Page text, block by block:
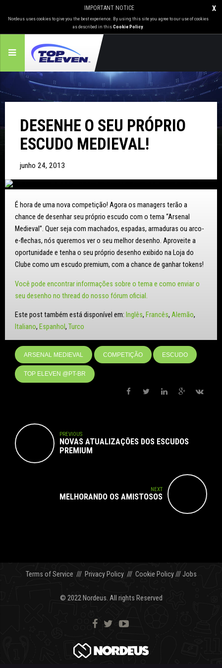
X
IMPORTANT NOTICE
Nordeus uses cookies to give you the best experience. By using this site you agree to our use of cookies
as described in thisCookie Policy.
DESENHE O SEU PRÓPRIO
ESCUDO MEDIEVAL!
junho 24, 2013
É hora de uma nova competição! Agora os managers terão a
chance de desenhar seu próprio escudo com o tema “Arsenal
Medieval”. Quer seja com machados, espadas, armaduras ou arco-
e-flechas, nós queremos ver o seu melhor desenho. Aproveite a
oportunidade e tenha o seu próprio desenho exibido na Loja do
Clube como um escudo premium, com a chance de ganhar tokens!
Você pode encontrar informações sobre o tema e como enviar o
seu desenho no thread do nosso fórum oficial.
Este post também está disponível em: Inglês Francês Alemão
Italiano Espanhol Turco
ARSENAL MEDIEVAL COMPETIÇÃO ESCUDO
TOP ELEVEN @PT-BR
PREVIOUS
NOVAS ATUALIZAÇÕES DOS ESCUDOS
PREMIUM
NEXT
MELHORANDO OS AMISTOSOS
Terms of Service /// Privacy Policy/// Cookie Policy///Jobs
© 2022 Nordeus. All rights Reserved